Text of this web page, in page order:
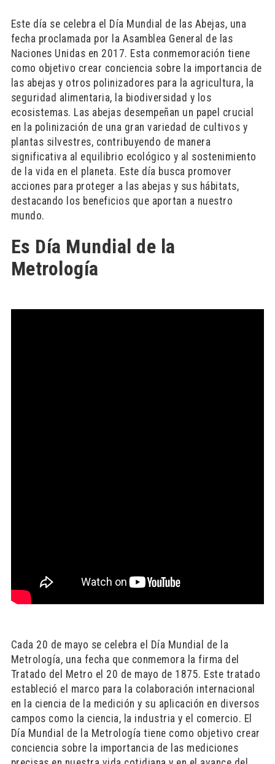
Este día se celebra el Día Mundial de las Abejas, una
fecha proclamada por la Asamblea General de las
Naciones Unidas en 2017. Esta conmemoración tiene
como objetivo crear conciencia sobre la importancia de
las abejas y otros polinizadores para la agricultura, la
seguridad alimentaria, la biodiversidad y los
ecosistemas. Las abejas desempeñan un papel crucial
en la polinización de una gran variedad de cultivos y
plantas silvestres, contribuyendo de manera
significativa al equilibrio ecológico y al sostenimiento
de la vida en el planeta. Este día busca promover
acciones para proteger a las abejas y sus hábitats,
destacando los beneficios que aportan a nuestro
mundo.
Es Día Mundial de la
Metrología
Cada 20 de mayo se celebra el Día Mundial de la
Metrología, una fecha que conmemora la firma del
Tratado del Metro el 20 de mayo de 1875. Este tratado
estableció el marco para la colaboración internacional
en la ciencia de la medición y su aplicación en diversos
campos como la ciencia, la industria y el comercio. El
Día Mundial de la Metrología tiene como objetivo crear
conciencia sobre la importancia de las mediciones